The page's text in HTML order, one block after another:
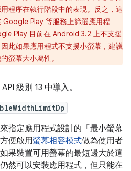
程序在執行階段中的表現。反之，這
Google Play 等服務上篩選應用程
Play 目前在 Android 3.2 上不支援
此如果應用程式不支援小螢幕，建議
螢幕大小屬性。
級別 13 中導入。
指定應用程式設計的「最小螢幕
便啟用螢幕相容模式做為使用者
果裝置可用螢幕的最短邊大於這
然可以安裝應用程式，但只能在